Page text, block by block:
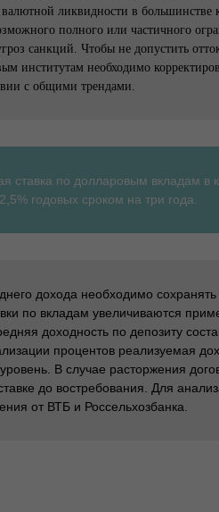
ликвидности в большинстве
полного или частичного
санкций. Чтобы не допустить
институтам необходимо
с общими трендами.
ставка по долларовым вкладам в
годовых сроком на три года.
дохода необходимо
по вкладам увеличиваются
доходность по депозиту
процентов реализуемая
В случае расторжения
до востребования. Для
от ВТБ и Россельхозбанка.